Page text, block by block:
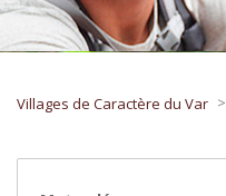
Villages de Caractère du Var >